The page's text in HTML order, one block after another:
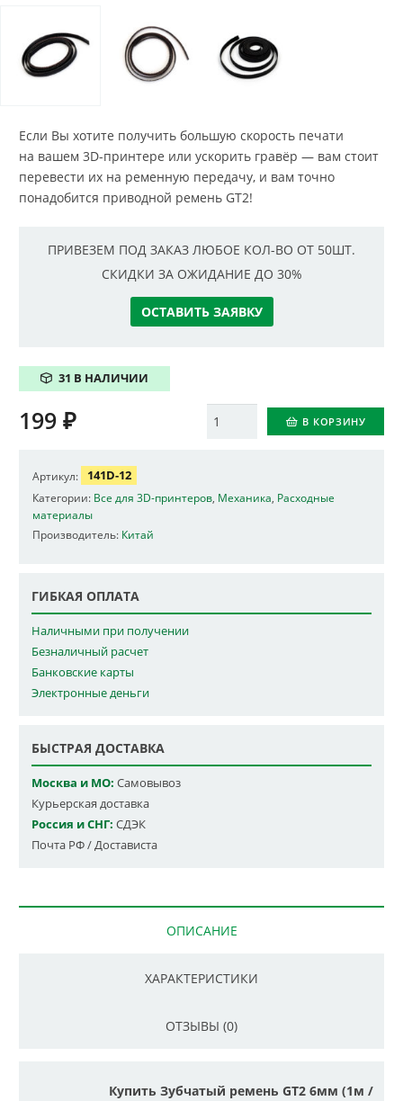
Если Вы хотите получить большую скорость печати
на вашем 3D-принтере или ускорить гравёр — вам стоит
перевести их на ременную передачу, и вам точно
понадобится приводной ремень GT2!
ПРИВЕЗЕМ ПОД ЗАКАЗ ЛЮБОЕ КОЛ-ВО ОТ 50ШТ.
СКИДКИ ЗА ОЖИДАНИЕ ДО 30%
ОСТАВИТЬ ЗАЯВКУ
31 В НАЛИЧИИ
Количество В КОРЗИНУ
199 ₽
Артикул: 141D-12
Категории: Все для 3D-принтеров Механика Расходные
материалы
Производитель: Китай
ГИБКАЯ ОПЛАТА
Наличными при получении
Безналичный расчет
Банковские карты
Электронные деньги
БЫСТРАЯ ДОСТАВКА
Москва и МО: Самовывоз
Курьерская доставка
Россия и СНГ: СДЭК
Почта РФ / Достависта
ОПИСАНИЕ
ХАРАКТЕРИСТИКИ
ОТЗЫВЫ (0)
Купить Зубчатый ремень GT2 6мм (1м /